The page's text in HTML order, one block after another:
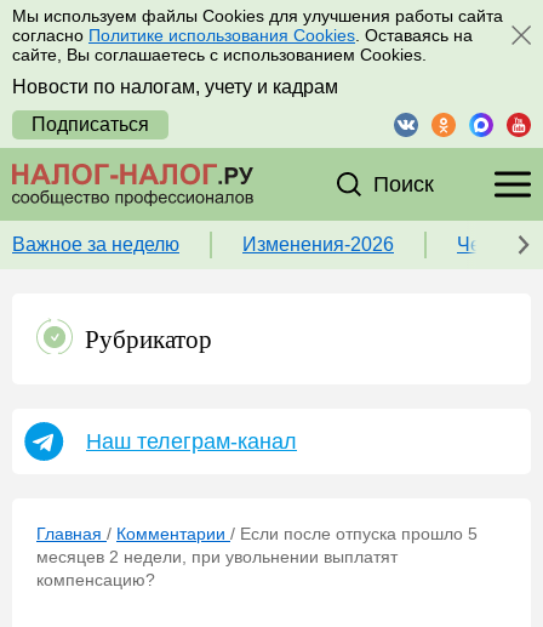
Мы используем файлы Cookies для улучшения работы сайта
согласно Политике использования Cookies . Оставаясь на
сайте, Вы соглашаетесь с использованием Cookies.
Новости по налогам, учету и кадрам
Подписаться
Поиск
Важное за неделю Изменения-2026 Чек-
Рубрикатор
Наш телеграм-канал
Главная / Комментарии / Если после отпуска прошло 5
месяцев 2 недели, при увольнении выплатят
компенсацию?